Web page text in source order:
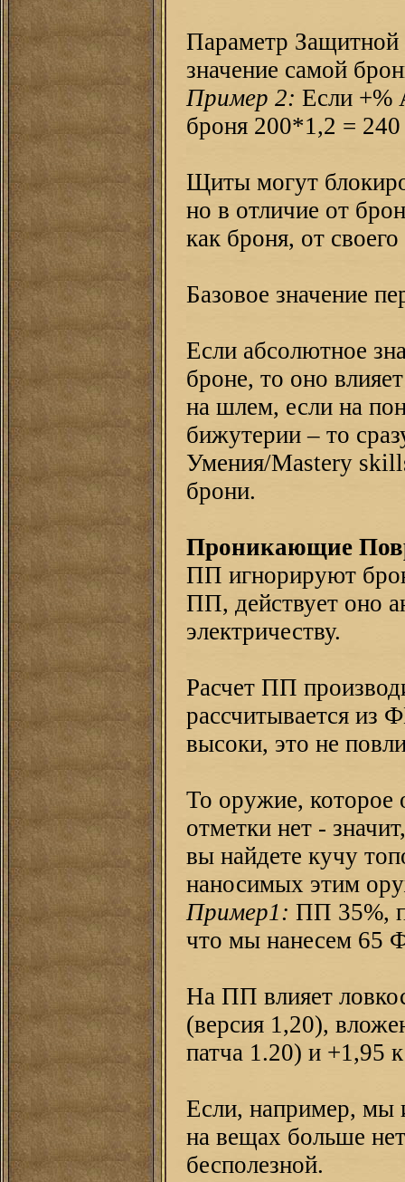
Параметр
значение самой
Пример 2: Если +%
броня 200*1,2 = 240
Щиты могут
но в отличие от
как броня, от
Базовое значение
Если абсолютное
броне, то оно
на шлем, если на
бижутерии – то
Умения/Mastery
брони.
Проникающие
ПП игнорируют
ПП, действует оно
электричеству.
Расчет ПП
рассчитывается из
высоки, это не
То оружие, которое
отметки нет -
вы найдете кучу
наносимых этим
Пример1: ПП 35%,
что мы нанесем 65
На ПП влияет
(версия 1,20),
патча 1.20) и +1,95
Если, например, мы
на вещах больше
бесполезной.